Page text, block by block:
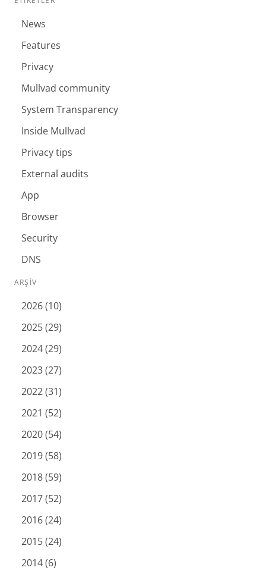
News
Features
Privacy
Mullvad community
System Transparency
Inside Mullvad
Privacy tips
External audits
App
Browser
Security
DNS
ARŞIV
2026 (10)
2025 (29)
2024 (29)
2023 (27)
2022 (31)
2021 (52)
2020 (54)
2019 (58)
2018 (59)
2017 (52)
2016 (24)
2015 (24)
2014 (6)